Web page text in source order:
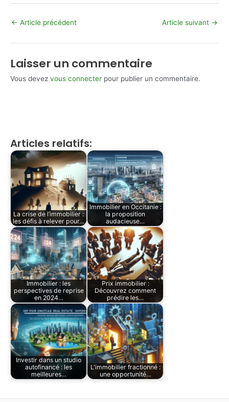
← Article précédent Article suivant →
Laisser un commentaire
Vous devez vous connecter pour publier un commentaire.
Articles relatifs:
La crise de l’immobilier :
les défis à relever pour…
Immobilier en Occitanie :
la proposition
audacieuse…
Immobilier : les
perspectives de reprise
en 2024…
Prix immobilier :
Découvrez comment
prédire les…
Investir dans un studio
autofinancé : les
meilleures…
L'immobilier fractionné :
une opportunité…